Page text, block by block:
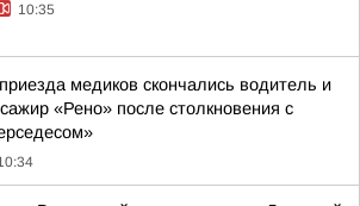
10:35
медиков скончались водитель и
«Рено» после столкновения с